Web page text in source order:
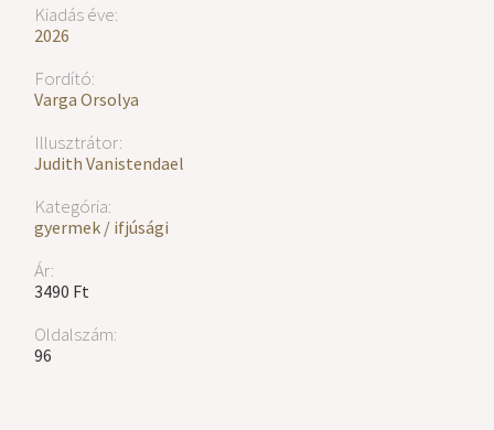
Kiadás éve:
2026
Fordító:
Varga Orsolya
Illusztrátor:
Judith Vanistendael
Kategória:
gyermek / ifjúsági
Ár:
3490 Ft
Oldalszám:
96